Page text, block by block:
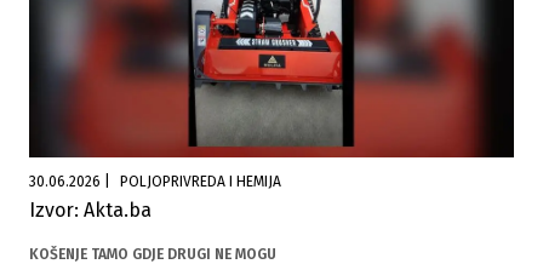
30.06.2026 POLJOPRIVREDA I HEMIJA
Izvor: Akta.ba
KOŠENJE TAMO GDJE DRUGI NE MOGU